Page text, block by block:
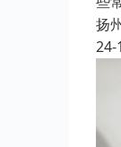
扬
24-